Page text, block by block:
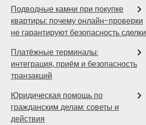
Подводные камни при покупке
квартиры: почему онлайн-проверки
не гарантируют безопасность сделки
Платёжные терминалы:
интеграция, приём и безопасность
транзакций
Юридическая помощь по
гражданским делам: советы и
действия